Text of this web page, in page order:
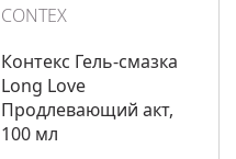
CONTEX
Контекс Гель-смазка
Long Love
Продлевающий акт,
100 мл